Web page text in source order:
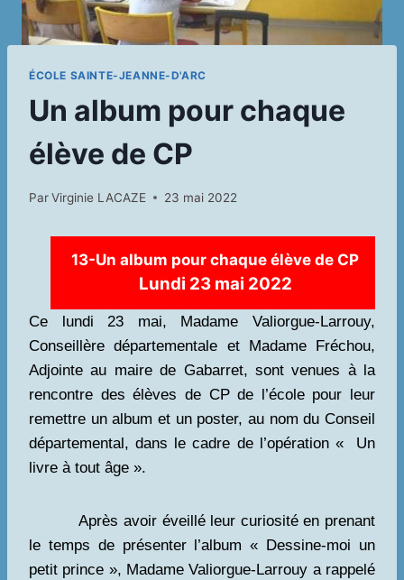
ÉCOLE SAINTE-JEANNE-D'ARC
Un album pour chaque
élève de CP
ParVirginie LACAZE 23 mai 2022
13-Un album pour chaque élève de CP
Lundi 23 mai 2022
Ce lundi 23 mai, Madame Valiorgue-Larrouy,
Conseillère départementale et Madame Fréchou,
Adjointe au maire de Gabarret, sont venues à la
rencontre des élèves de CP de l’école pour leur
remettre un album et un poster, au nom du Conseil
départemental, dans le cadre de l’opération « Un
livre à tout âge ».
Après avoir éveillé leur curiosité en prenant
le temps de présenter l’album « Dessine-moi un
petit prince », Madame Valiorgue-Larrouy a rappelé